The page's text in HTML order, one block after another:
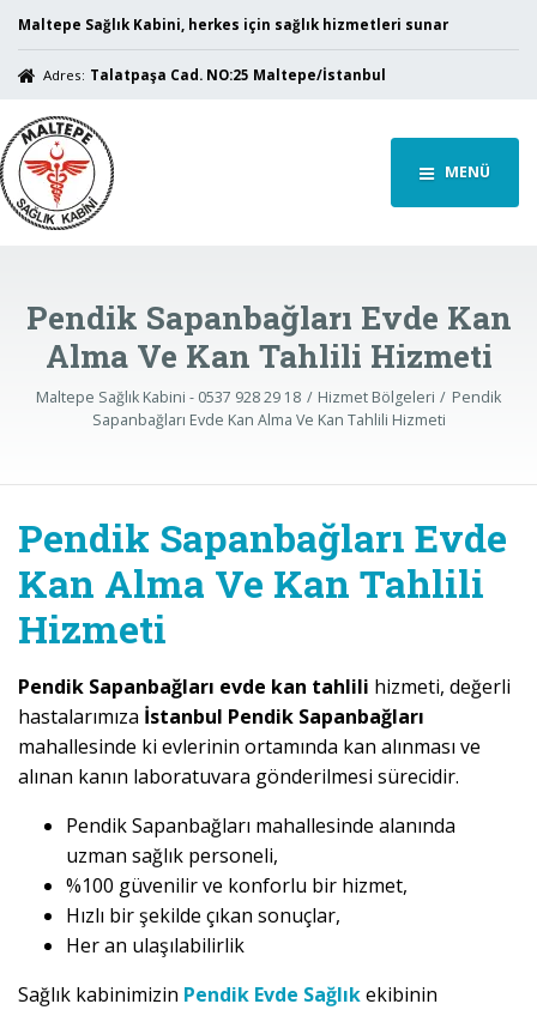
Maltepe Sağlık Kabini, herkes için sağlık hizmetleri sunar
Adres: Talatpaşa Cad. NO:25 Maltepe/İstanbul
MENÜ
Pendik Sapanbağları Evde Kan
Alma Ve Kan Tahlili Hizmeti
Maltepe Sağlık Kabini - 0537 928 29 18 Hizmet Bölgeleri
Pendik
Sapanbağları Evde Kan Alma Ve Kan Tahlili Hizmeti
Pendik Sapanbağları Evde
Kan Alma Ve Kan Tahlili
Hizmeti
Pendik Sapanbağları evde kan tahlili hizmeti, değerli
hastalarımıza İstanbul Pendik Sapanbağları
mahallesinde ki evlerinin ortamında kan alınması ve
alınan kanın laboratuvara gönderilmesi sürecidir.
Pendik Sapanbağları mahallesinde alanında
uzman sağlık personeli,
%100 güvenilir ve konforlu bir hizmet,
Hızlı bir şekilde çıkan sonuçlar,
Her an ulaşılabilirlik
Sağlık kabinimizin Pendik Evde Sağlıkekibinin